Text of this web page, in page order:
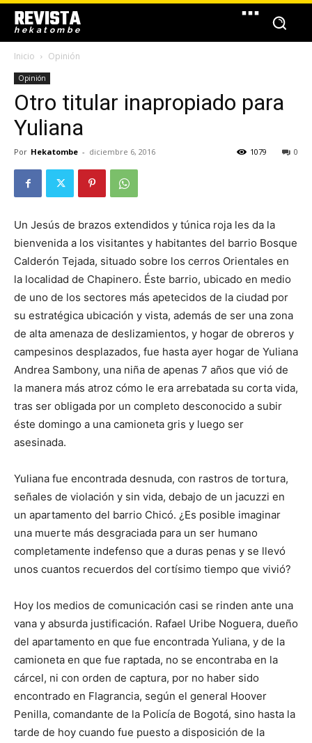
REVISTA
hekatombe
Inicio Opinión
Opinión
Otro titular inapropiado para
Yuliana
Por Hekatombe - diciembre 6, 2016 0
1079
Un Jesús de brazos extendidos y túnica roja les da la
bienvenida a los visitantes y habitantes del barrio Bosque
Calderón Tejada, situado sobre los cerros Orientales en
la localidad de Chapinero. Éste barrio, ubicado en medio
de uno de los sectores más apetecidos de la ciudad por
su estratégica ubicación y vista, además de ser una zona
de alta amenaza de deslizamientos, y hogar de obreros y
campesinos desplazados, fue hasta ayer hogar de Yuliana
Andrea Sambony, una niña de apenas 7 años que vió de
la manera más atroz cómo le era arrebatada su corta vida,
tras ser obligada por un completo desconocido a subir
éste domingo a una camioneta gris y luego ser
asesinada.
Yuliana fue encontrada desnuda, con rastros de tortura,
señales de violación y sin vida, debajo de un jacuzzi en
un apartamento del barrio Chicó. ¿Es posible imaginar
una muerte más desgraciada para un ser humano
completamente indefenso que a duras penas y se llevó
unos cuantos recuerdos del cortísimo tiempo que vivió?
Hoy los medios de comunicación casi se rinden ante una
vana y absurda justificación. Rafael Uribe Noguera, dueño
del apartamento en que fue encontrada Yuliana, y de la
camioneta en que fue raptada, no se encontraba en la
cárcel, ni con orden de captura, por no haber sido
encontrado en Flagrancia, según el general Hoover
Penilla, comandante de la Policía de Bogotá, sino hasta la
tarde de hoy cuando fue puesto a disposición de la